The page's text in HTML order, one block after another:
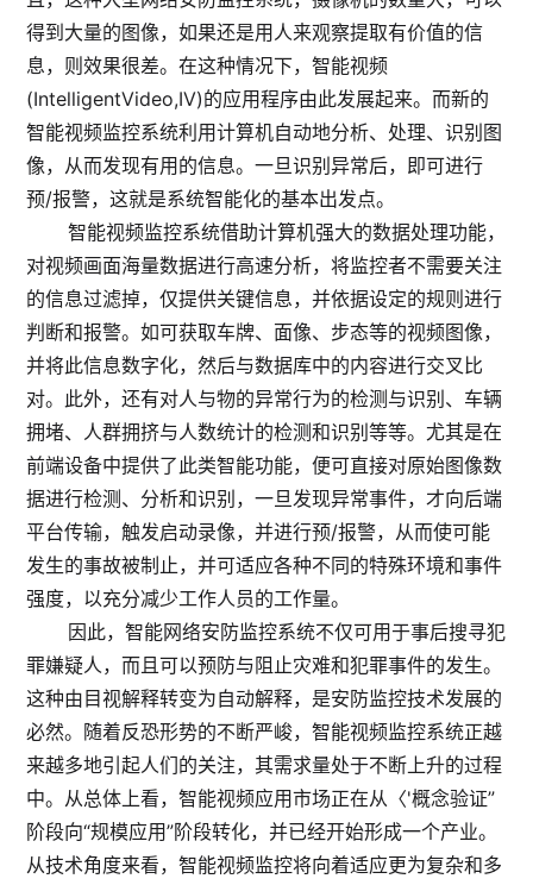
得到大量的图像，如果还是用人来观察提取有价值的信
息，则效果很差。在这种情况下，智能视频
(IntelligentVideo,IV)的应用程序由此发展起来。而新的
智能视频监控系统利用计算机自动地分析、处理、识别图
像，从而发现有用的信息。一旦识别异常后，即可进行
预/报警，这就是系统智能化的基本出发点。
智能视频监控系统借助计算机强大的数据处理功能，
对视频画面海量数据进行高速分析，将监控者不需要关注
的信息过滤掉，仅提供关键信息，并依据设定的规则进行
判断和报警。如可获取车牌、面像、步态等的视频图像，
并将此信息数字化，然后与数据库中的内容进行交叉比
对。此外，还有对人与物的异常行为的检测与识别、车辆
拥堵、人群拥挤与人数统计的检测和识别等等。尤其是在
前端设备中提供了此类智能功能，便可直接对原始图像数
据进行检测、分析和识别，一旦发现异常事件，才向后端
平台传输，触发启动录像，并进行预/报警，从而使可能
发生的事故被制止，并可适应各种不同的特殊环境和事件
强度，以充分减少工作人员的工作量。
因此，智能网络安防监控系统不仅可用于事后搜寻犯
罪嫌疑人，而且可以预防与阻止灾难和犯罪事件的发生。
这种由目视解释转变为自动解释，是安防监控技术发展的
必然。随着反恐形势的不断严峻，智能视频监控系统正越
来越多地引起人们的关注，其需求量处于不断上升的过程
中。从总体上看，智能视频应用市场正在从〈'概念验证”
阶段向“规模应用”阶段转化，并已经开始形成一个产业。
从技术角度来看，智能视频监控将向着适应更为复杂和多